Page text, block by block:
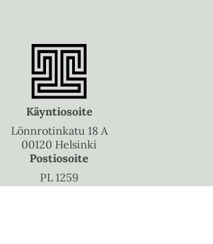
Käyntiosoite
Lönnrotinkatu 18 A
00120 Helsinki
Postiosoite
PL 1259